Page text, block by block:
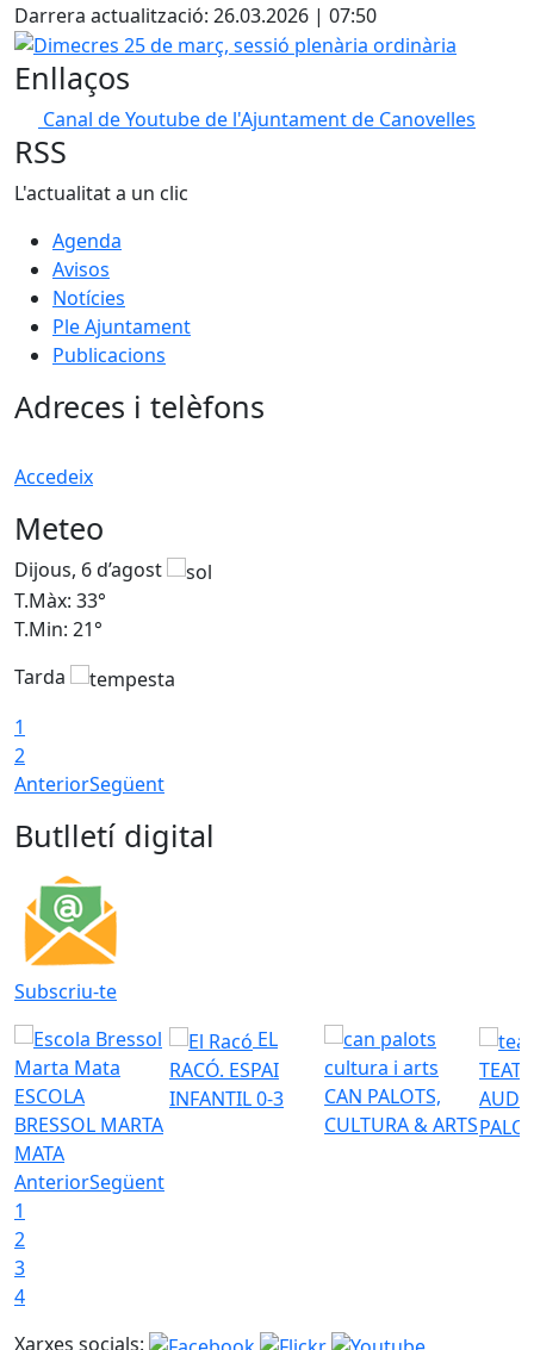
Darrera actualització: 26.03.2026 | 07:50
Dimecres 25 de març, sessió plenària ordinària
Enllaços
Canal de Youtube de l'Ajuntament de Canovelles
RSS
L'actualitat a un clic
Agenda
Avisos
Notícies
Ple Ajuntament
Publicacions
Adreces i telèfons
Accedeix
Meteo
Dijous, 6 d’agost
T.Màx: 33°
T.Min: 21°
Tarda
1
2
AnteriorSegüent
Butlletí digital
Subscriu-te
ESCOLA
BRESSOL MARTA
MATA
EL
RACÓ. ESPAI
INFANTIL 0-3
CAN PALOTS,
CULTURA & ARTS
AnteriorSegüent
1
2
3
4
Xarxes socials: